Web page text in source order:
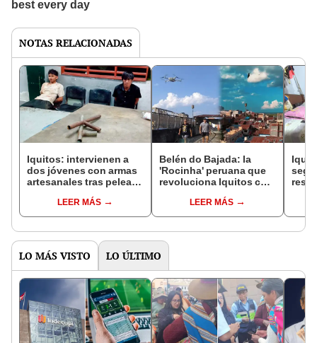
NOTAS RELACIONADAS
Iquitos: intervienen a
dos jóvenes con armas
artesanales tras pelea
LEER MÁS
Belén do Bajada: la
'Rocinha' peruana que
revoluciona Iquitos con
LEER MÁS
LO MÁS VISTO LO ÚLTIMO